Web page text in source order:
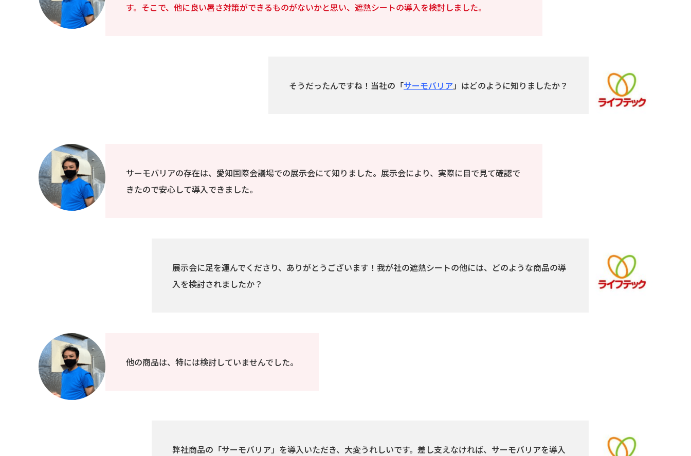
す。そこで、他に良い暑さ対策ができるものがないかと思い、遮熱シートの導入を検討しました。
そうだったんですね！当社の「サーモバリア」はどのように知りましたか？
サーモバリアの存在は、愛知国際会議場での展示会にて知りました。展示会により、実際に目で見て確認で
きたので安心して導入できました。
展示会に足を運んでくださり、ありがとうございます！我が社の遮熱シートの他には、どのような商品の導
入を検討されましたか？
他の商品は、特には検討していませんでした。
弊社商品の「サーモバリア」を導入いただき、大変うれしいです。差し支えなければ、サーモバリアを導入